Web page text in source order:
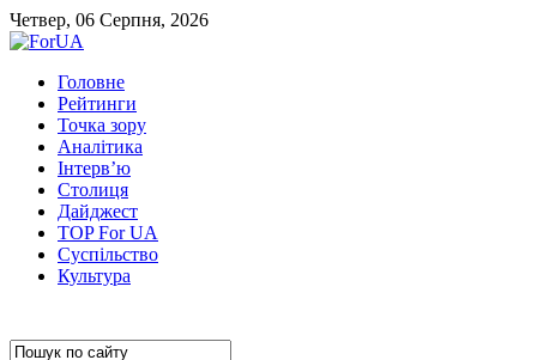
Четвер, 06 Серпня, 2026
Головне
Рейтинги
Точка зору
Аналітика
Інтерв’ю
Столиця
Дайджест
TOP For UA
Суспiльство
Культура